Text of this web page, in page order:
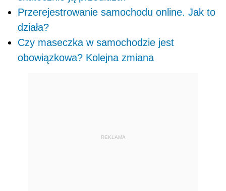
Przerejestrowanie samochodu online. Jak to
działa?
Czy maseczka w samochodzie jest
obowiązkowa? Kolejna zmiana
REKLAMA